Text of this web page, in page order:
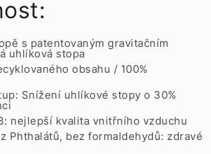
s patentovaným gravitačním
uhlíková stopa
obsahu / 100%
Snížení uhlíkové stopy o 30%
nejlepší kvalita vnitřního vzduchu
Phthalátů, bez formaldehydů: zdravé